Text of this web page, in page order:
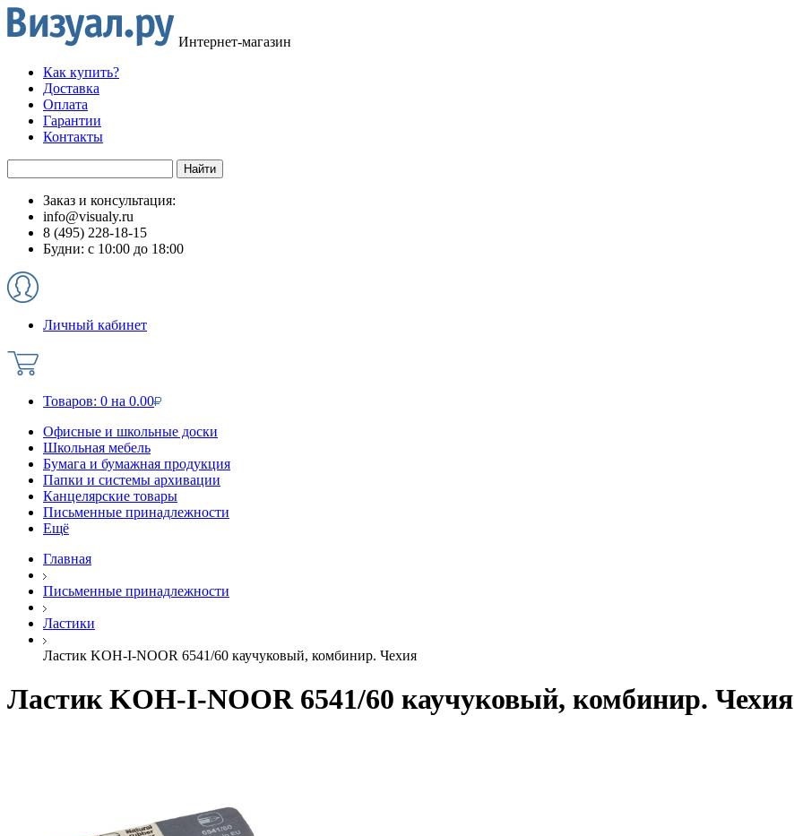
Интернет-магазин
Как купить?
Доставка
Оплата
Гарантии
Контакты
Заказ и консультация:
info@visualy.ru
8 (495) 228-18-15
Будни: с 10:00 до 18:00
Личный кабинет
Товаров: 0 на 0.00
Офисные и школьные доски
Школьная мебель
Бумага и бумажная продукция
Папки и системы архивации
Канцелярские товары
Письменные принадлежности
Ещё
Главная
Письменные принадлежности
Ластики
Ластик KOH-I-NOOR 6541/60 каучуковый, комбинир. Чехия
Ластик KOH-I-NOOR 6541/60 каучуковый, комбинир. Чехия